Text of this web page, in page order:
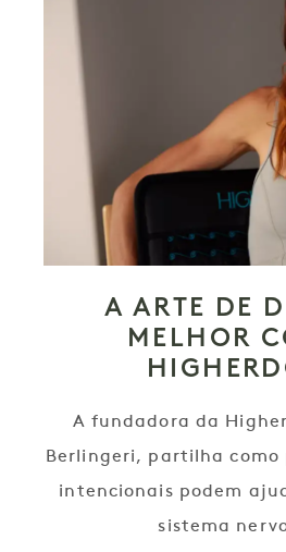
A ARTE DE
MELHOR
A fundadora da
Berlingeri, partilha como
intencionais podem
sistema